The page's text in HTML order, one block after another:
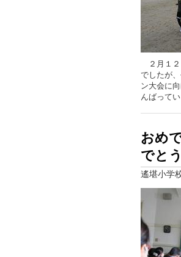
２月１２
でしたが
ン大会に
んばってい
おめ
でとう
遙堪小学